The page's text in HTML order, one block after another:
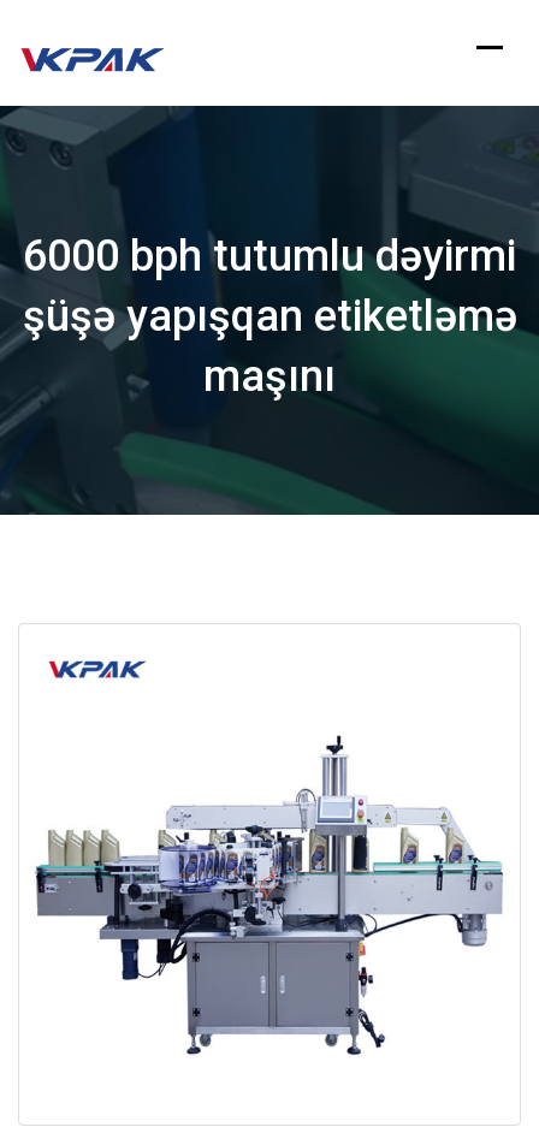
Məzmuna
keçin
6000 bph tutumlu dəyirmi
şüşə yapışqan etiketləmə
maşını